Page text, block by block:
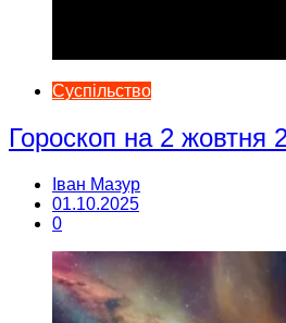
Суспільство
Гороскоп на 2 жовтня
Іван Мазур
01.10.2025
0